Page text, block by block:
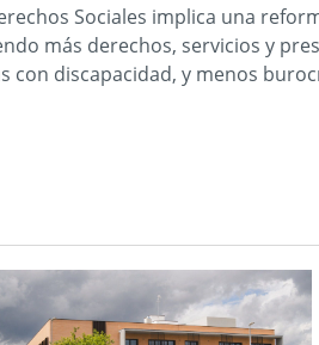
Sociales implica una
más derechos, servicios y
con discapacidad, y menos